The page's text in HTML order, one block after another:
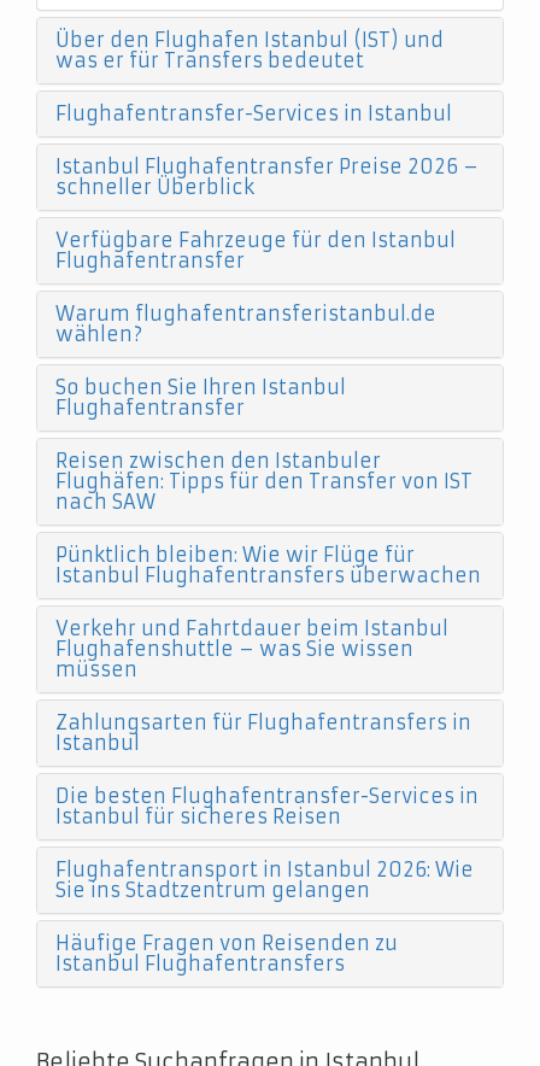
Über den Flughafen Istanbul (IST) und
was er für Transfers bedeutet
Flughafentransfer-Services in Istanbul
Istanbul Flughafentransfer Preise 2026 –
schneller Überblick
Verfügbare Fahrzeuge für den Istanbul
Flughafentransfer
Warum flughafentransferistanbul.de
wählen?
So buchen Sie Ihren Istanbul
Flughafentransfer
Reisen zwischen den Istanbuler
Flughäfen: Tipps für den Transfer von IST
nach SAW
Pünktlich bleiben: Wie wir Flüge für
Istanbul Flughafentransfers überwachen
Verkehr und Fahrtdauer beim Istanbul
Flughafenshuttle – was Sie wissen
müssen
Zahlungsarten für Flughafentransfers in
Istanbul
Die besten Flughafentransfer-Services in
Istanbul für sicheres Reisen
Flughafentransport in Istanbul 2026: Wie
Sie ins Stadtzentrum gelangen
Häufige Fragen von Reisenden zu
Istanbul Flughafentransfers